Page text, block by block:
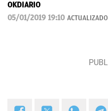
OKDIARIO
05/01/2019 19:10